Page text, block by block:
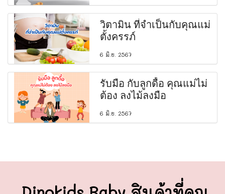
วิตามิน ที่จำเป็นกับคุณแม่
ตั้งครรภ์
6 มิ.ย. 2567
รับมือ กับลูกดื้อ คุณแม่ไม่
ต้อง ลงไม้ลงมือ
6 มิ.ย. 2567